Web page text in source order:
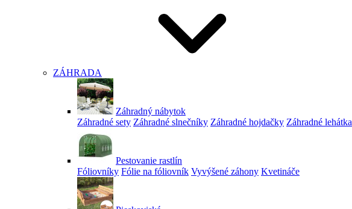
ZÁHRADA
Záhradný nábytok
Záhradné sety Záhradné slnečníky Záhradné hojdačky Záhradné lehátka
Pestovanie rastlín
Fóliovníky Fólie na fóliovník Vyvýšené záhony Kvetináče